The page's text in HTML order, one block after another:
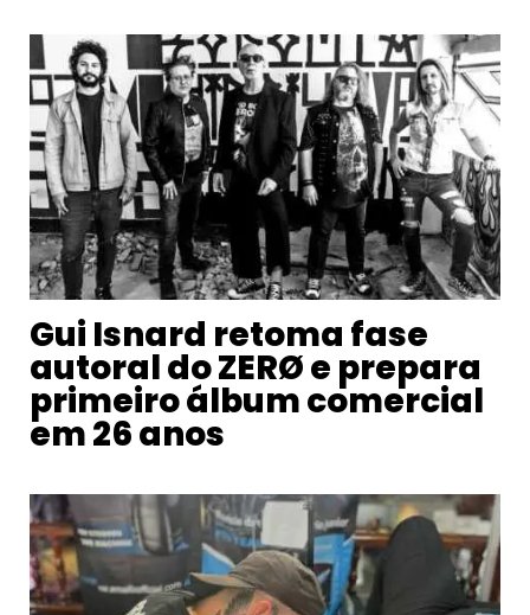
Gui Isnard retoma fase
autoral do ZERØ e prepara
primeiro álbum comercial
em 26 anos